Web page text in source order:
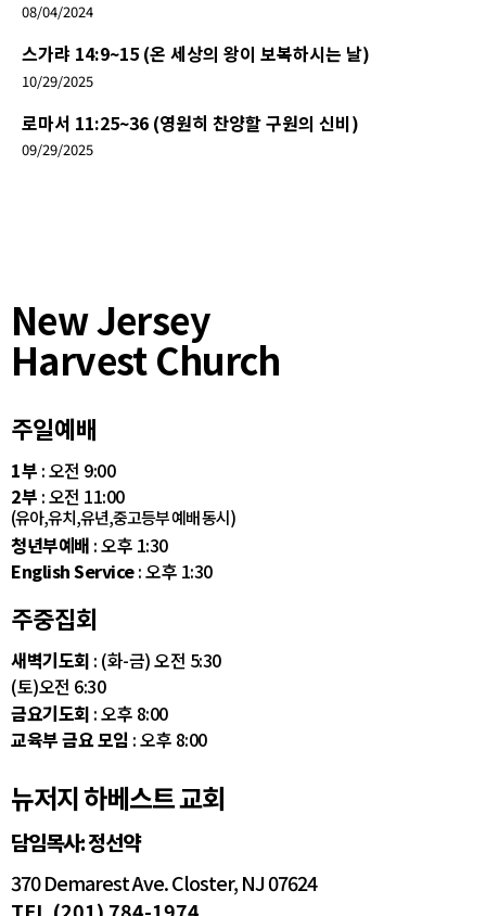
08/04/2024
스가랴 14:9~15 (온 세상의 왕이 보복하시는 날)
10/29/2025
로마서 11:25~36 (영원히 찬양할 구원의 신비)
09/29/2025
New Jersey
Harvest Church
주일예배
1부 : 오전 9:00
2부 : 오전 11:00
(유아,유치,유년,중고등부 예배 동시)
청년부예배 : 오후 1:30
English Service: 오후 1:30
주중집회
새벽기도회 : (화-금) 오전 5:30
(토)오전 6:30
금요기도회 : 오후 8:00
교육부 금요 모임 : 오후 8:00
뉴저지 하베스트 교회
담임목사: 정선약
370 Demarest Ave. Closter, NJ 07624
TEL (201) 784-1974